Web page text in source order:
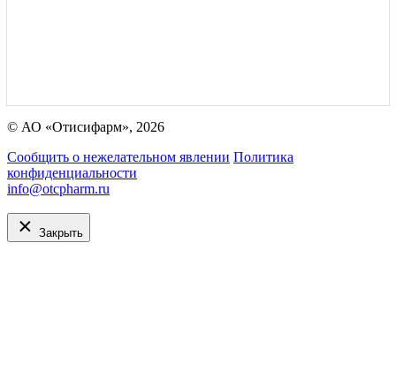
© АО «Отисифарм», 2026
Сообщить о нежелательном явлении Политика
конфиденциальности
info@otcpharm.ru
Закрыть